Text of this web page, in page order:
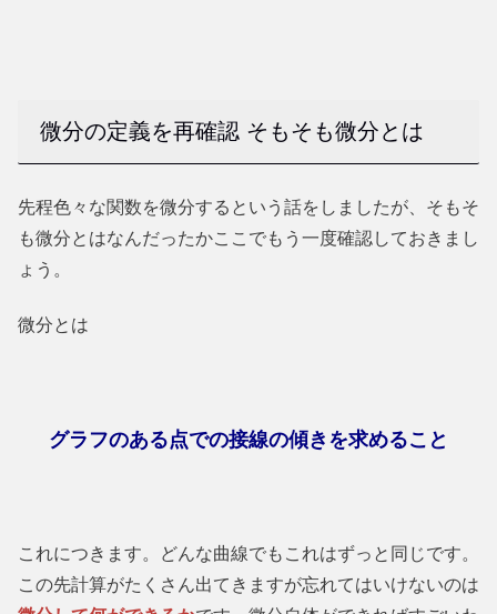
微分の定義を再確認 そもそも微分とは
先程色々な関数を微分するという話をしましたが、そもそ
も微分とはなんだったかここでもう一度確認しておきまし
ょう。
微分とは
グラフのある点での接線の傾きを求めること
これにつきます。どんな曲線でもこれはずっと同じです。
この先計算がたくさん出てきますが忘れてはいけないのは